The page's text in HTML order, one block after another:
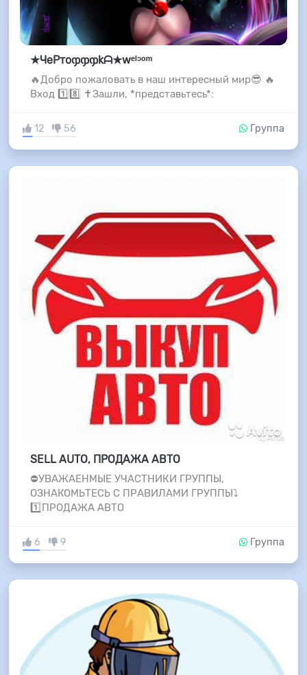
★ЧeРтоჶჶჶkᗩ★wᵉᴵᵓᵒᵐ
🔥Добро пожаловать в наш интересный мир😎 🔥
Вход 1️⃣8️⃣ ✝️Зашли, *представьтесь*:
12 56 Группа
SELL AUTO, ПРОДАЖА АВТО
⛔УВАЖАЕНМЫЕ УЧАСТНИКИ ГРУППЫ,
ОЗНАКОМЬТЕСЬ С ПРАВИЛАМИ ГРУППЫ⤵️
1️⃣ПРОДАЖА АВТО
6 9 Группа